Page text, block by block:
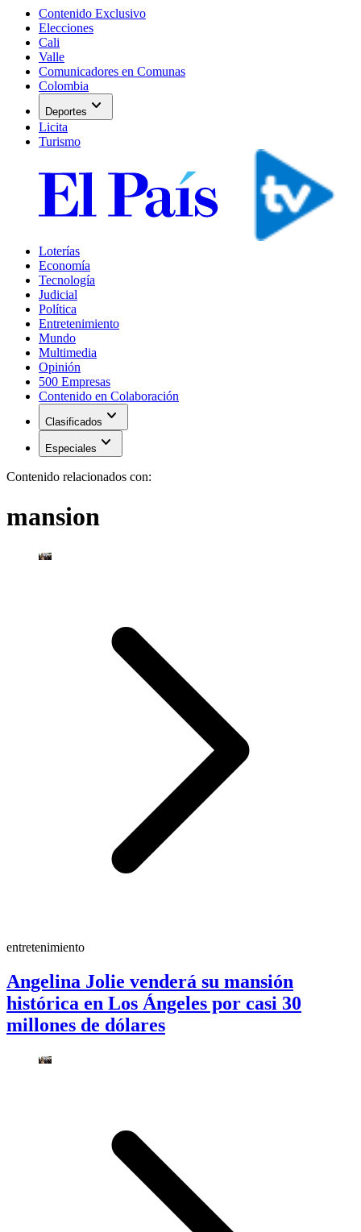
Contenido Exclusivo
Elecciones
Cali
Valle
Comunicadores en Comunas
Colombia
Deportes expand_more
Licita
Turismo
Loterías
Economía
Tecnología
Judicial
Política
Entretenimiento
Mundo
Multimedia
Opinión
500 Empresas
Contenido en Colaboración
Clasificados expand_more
Especiales expand_more
Contenido relacionados con:
mansion
entretenimiento
Angelina Jolie venderá su mansión
histórica en Los Ángeles por casi 30
millones de dólares